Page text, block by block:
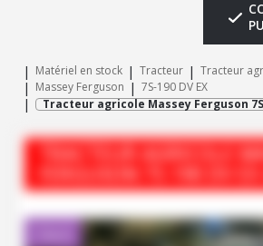
Matériel en stock Tracteur
Tracteur
Massey Ferguson
7S-190 DV EX
Tracteur agricole Massey Ferguson
TRACTEUR AGRICOLE